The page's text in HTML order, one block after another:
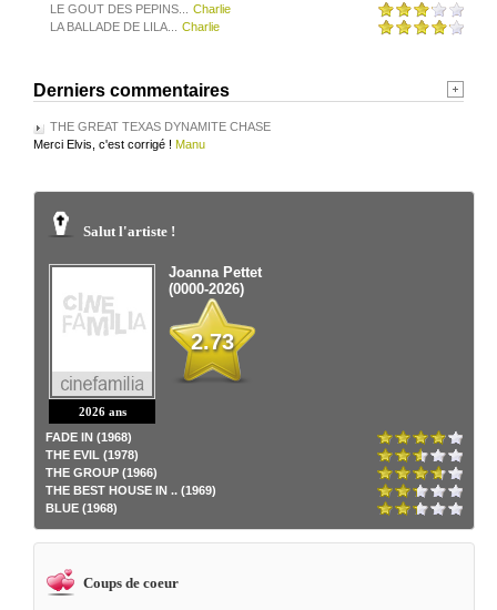
LE GOUT DES PEPINS...
Charlie
LA BALLADE DE LILA...
Charlie
Derniers commentaires
THE GREAT TEXAS DYNAMITE CHASE
Merci Elvis, c'est corrigé ! Manu
Salut l'artiste !
2026 ans
Joanna Pettet
(0000-2026)
2.73
FADE IN (1968)
THE EVIL (1978)
THE GROUP (1966)
THE BEST HOUSE IN .. (1969)
BLUE (1968)
Coups de coeur